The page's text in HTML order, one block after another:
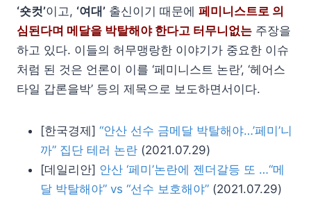
‘숏컷’이고, ‘여대’ 출신이기 때문에 페미니스트로 의
심된다며 메달을 박탈해야 한다고 터무니없는 주장을
하고 있다. 이들의 허무맹랑한 이야기가 중요한 이슈
처럼 된 것은 언론이 이를 ‘페미니스트 논란’, ‘헤어스
타일 갑론을박’ 등의 제목으로 보도하면서이다.
[한국경제] “안산 선수 금메달 박탈해야…’페미’니
까” 집단 테러 논란 (2021.07.29)
[데일리안] 안산 ‘페미’논란에 젠더갈등 또 …“메
달 박탈해야” vs “선수 보호해야” (2021.07.29)